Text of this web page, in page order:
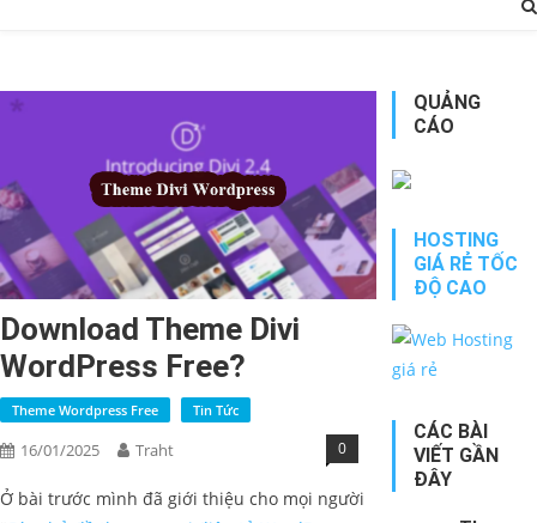
Download Theme Divi
WordPress​ Free?
Theme Wordpress Free Tin Tức
16/01/2025 Traht 0
Ở bài trước mình đã giới thiệu cho mọi người
QUẢNG
CÁO
HOSTING
GIÁ RẺ TỐC
ĐỘ CAO
CÁC BÀI
VIẾT GẦN
ĐÂY